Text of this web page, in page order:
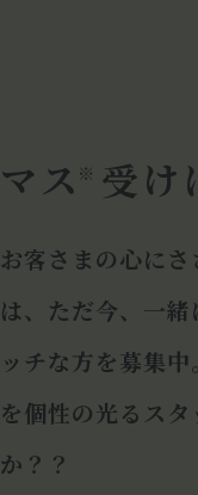
マス※ 受け
お客さまの心に
は、ただ今、一
ッチな方を募集
を個性の光るス
か？？